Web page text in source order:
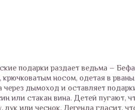
подарки раздает ведьма –
носом, одетая в
через дымоход и оставляет
или стакан вина. Детей пугают,
лук или чеснок. Легенда гласит,